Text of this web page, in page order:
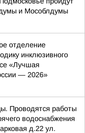
и Мособлдумы
отделение
инклюзивного
«Лучшая
— 2026»
Проводятся работы
водоснабжения
д.22 ул.